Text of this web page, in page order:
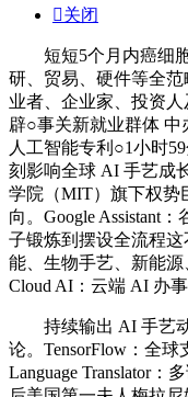
关闭
短短5个月内癌细胞
研、贸易、硬件等全
业者、企业家、投资
辟○事关新就业群体 中
人工智能专利○1小时
刻影响全球 AI 手艺成
学院（MIT）旗下权势
向。Google Assistant
子锻炼到摆设全流程
能、生物手艺、新能
Cloud AI：云端 AI 办
持续输出 AI 手艺动
论。TensorFlow：全球
Language Translator：